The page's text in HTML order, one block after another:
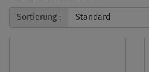
Sortierung : Standard